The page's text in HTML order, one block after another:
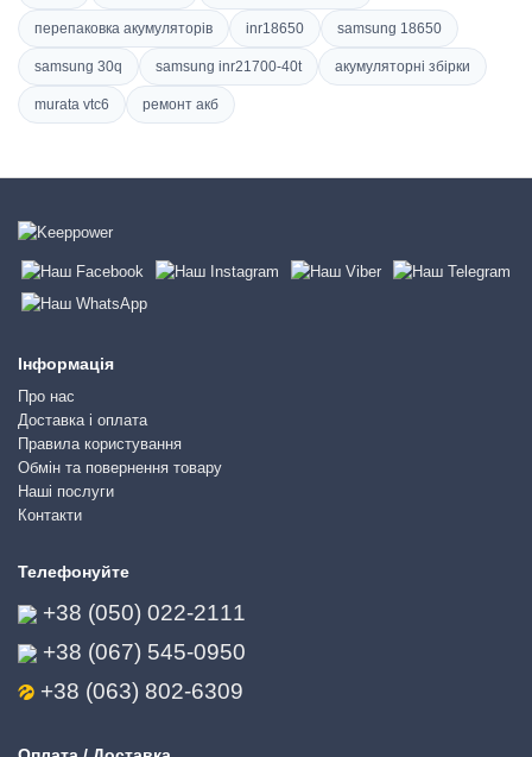
перепаковка акумуляторів inr18650 samsung 18650
samsung 30q samsung inr21700-40t акумуляторні збірки
murata vtc6 ремонт акб
Інформація
Про нас
Доставка і оплата
Правила користування
Обмін та повернення товару
Наші послуги
Контакти
Телефонуйте
+38 (050) 022-2111
+38 (067) 545-0950
+38 (063) 802-6309